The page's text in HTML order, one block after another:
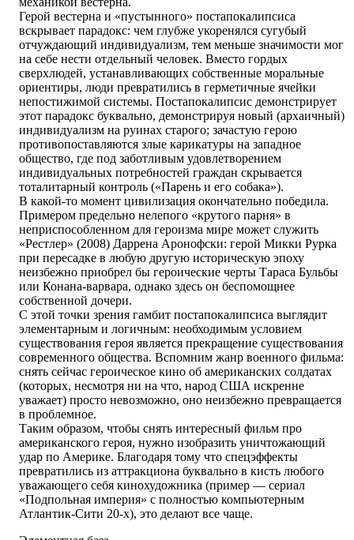
Герой вестерна и «пустынного» постапокалипсиса
вскрывает парадокс: чем глубже укоренялся сугубый
отчуждающий индивидуализм, тем меньше значимости мог
на себе нести отдельный человек. Вместо гордых
сверхлюдей, устанавливающих собственные моральные
ориентиры, люди превратились в герметичные ячейки
непостижимой системы. Постапокалипсис демонстрирует
этот парадокс буквально, демонстрируя новый (архаичный)
индивидуализм на руинах старого; зачастую герою
противопоставляются злые карикатуры на западное
общество, где под заботливым удовлетворением
индивидуальных потребностей граждан скрывается
тоталитарный контроль («Парень и его собака»).
В какой-то момент цивилизация окончательно победила.
Примером предельно нелепого «крутого парня» в
неприспособленном для героизма мире может служить
«Рестлер» (2008) Даррена Аронофски: герой Микки Рурка
при пересадке в любую другую историческую эпоху
неизбежно приобрел бы героические черты Тараса Бульбы
или Конана-варвара, однако здесь он беспомощнее
собственной дочери.
С этой точки зрения гамбит постапокалипсиса выглядит
элементарным и логичным: необходимым условием
существования героя является прекращение существования
современного общества. Вспомним жанр военного фильма:
снять сейчас героическое кино об американских солдатах
(которых, несмотря ни на что, народ США искренне
уважает) просто невозможно, оно неизбежно превращается
в проблемное.
Таким образом, чтобы снять интересный фильм про
американского героя, нужно изобразить уничтожающий
удар по Америке. Благодаря тому что спецэффекты
превратились из аттракциона буквально в кисть любого
уважающего себя кинохудожника (пример — сериал
«Подпольная империя» с полностью компьютерным
Атлантик-Сити 20-х), это делают все чаще.